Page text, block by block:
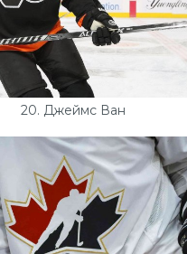
20. Джеймс Ван